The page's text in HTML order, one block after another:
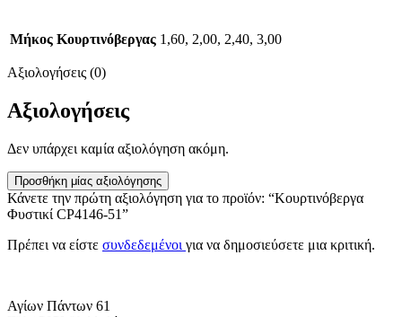
Μήκος Κουρτινόβεργας 1,60, 2,00, 2,40, 3,00
Αξιολογήσεις (0)
Αξιολογήσεις
Δεν υπάρχει καμία αξιολόγηση ακόμη.
Προσθήκη μίας αξιολόγησης
Κάνετε την πρώτη αξιολόγηση για το προϊόν: “Κουρτινόβεργα
Φυστικί CP4146-51”
Πρέπει να είστε συνδεδεμένοι για να δημοσιεύσετε μια κριτική.
Αγίων Πάντων 61